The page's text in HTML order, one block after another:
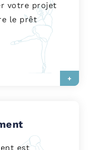
votre projet
le prêt
+
est